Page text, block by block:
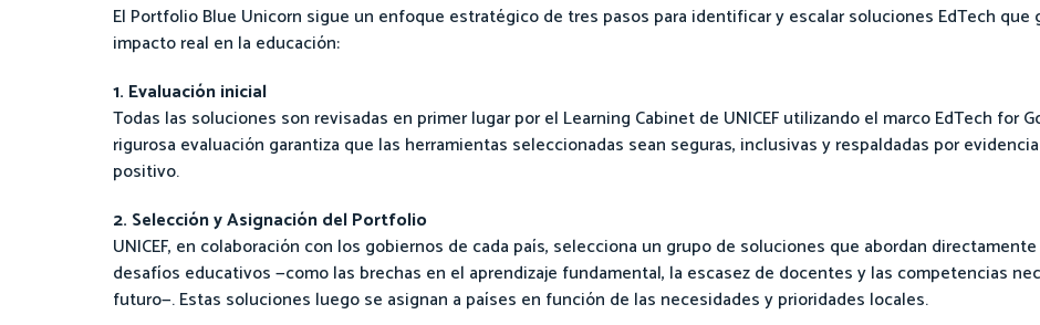
El Portfolio Blue Unicorn sigue un enfoque estratégico de tres pasos para identificar y escalar soluciones EdTech que
impacto real en la educación:
1. Evaluación inicial
Todas las soluciones son revisadas en primer lugar por el Learning Cabinet de UNICEF utilizando el marco EdTech for
rigurosa evaluación garantiza que las herramientas seleccionadas sean seguras, inclusivas y respaldadas por
positivo.
2. Selección y Asignación del Portfolio
UNICEF, en colaboración con los gobiernos de cada país, selecciona un grupo de soluciones que abordan
desafíos educativos —como las brechas en el aprendizaje fundamental, la escasez de docentes y las competencias
futuro—. Estas soluciones luego se asignan a países en función de las necesidades y prioridades locales.